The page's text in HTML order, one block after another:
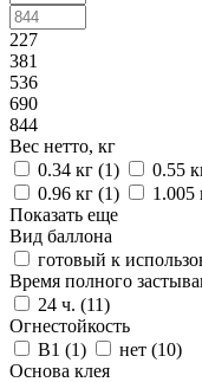
227
381
536
690
844
Вес нетто, кг
0.34 кг (1) 0.55
0.96 кг (1) 1.005
Показать еще
Вид баллона
готовый к
Время полного
24 ч. (11)
Огнестойкость
B1 (1) нет (10)
Основа клея